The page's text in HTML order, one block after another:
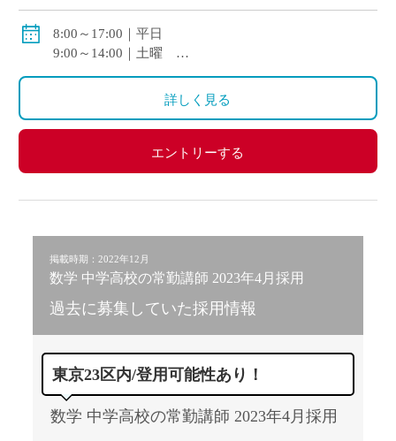
8:00～17:00｜平日
9:00～14:00｜土曜
詳しく見る
エントリーする
掲載時期：2022年12月
数学 中学高校の常勤講師 2023年4月採用
過去に募集していた採用情報
東京23区内/登用可能性あり！
数学 中学高校の常勤講師 2023年4月採用